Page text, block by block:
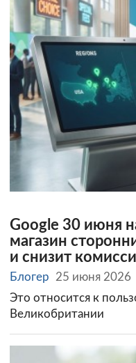
Google 30 июня
магазин
и снизит
Блогер
25 июня 2026
Это относится к
Великобритании